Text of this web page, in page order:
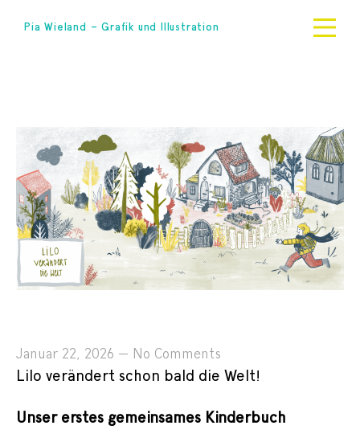
Pia Wieland – Grafik und Illustration
Januar 22, 2026 — No Comments
Lilo verändert schon bald die Welt!
Unser erstes gemeinsames Kinderbuch